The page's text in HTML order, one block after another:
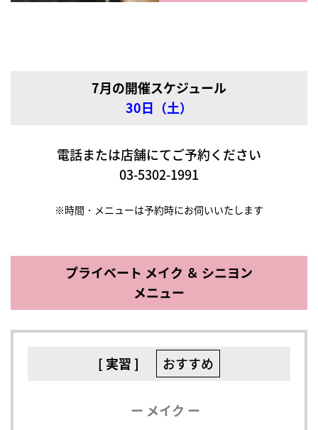
7月の開催スケジュール
30日（土）
電話または店舗にてご予約ください
03-5302-1991
※時間・メニューは予約時にお伺いいたします
プライベート メイク ＆ シニヨン
メニュー
[ 実習 ] おすすめ
ー メイク ー